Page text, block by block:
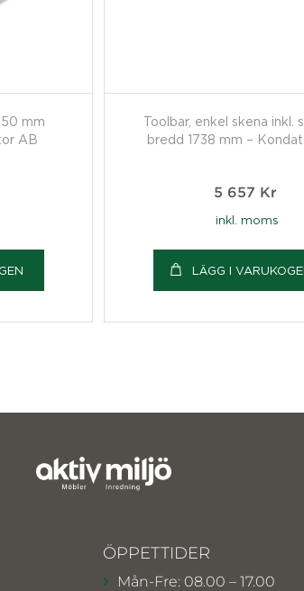
mm
AB
Toolbar, enkel skena inkl.
bredd 1738 mm –
5 657 Kr
inkl. moms
LÄGG I
ÖPPETTIDER
Mån-Fre: 08.00 – 17.00